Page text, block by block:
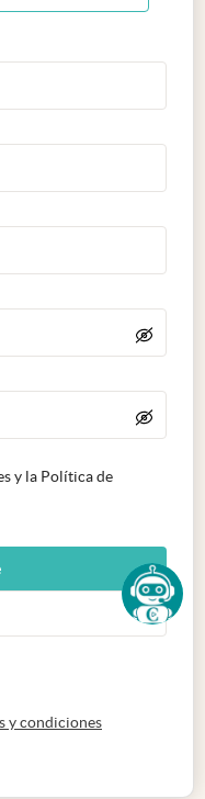
y la Política de
y condicionesabre en nueva